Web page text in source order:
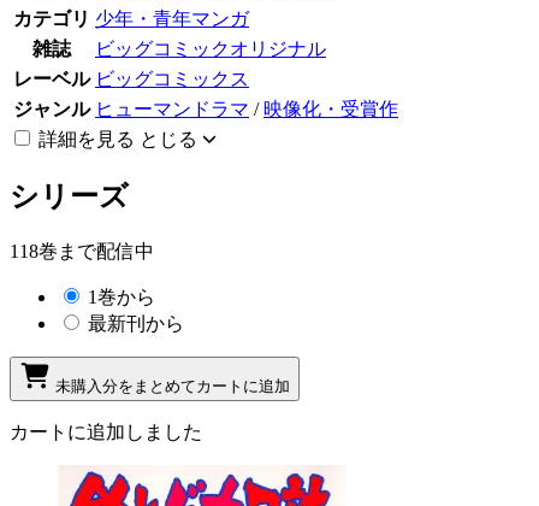
カテゴリ 少年・青年マンガ
雑誌
ビッグコミックオリジナル
レーベル ビッグコミックス
ジャンル ヒューマンドラマ / 映像化・受賞作
詳細を見る とじる
シリーズ
118巻まで配信中
1巻から
最新刊から
未購入分をまとめてカートに追加
カートに追加しました